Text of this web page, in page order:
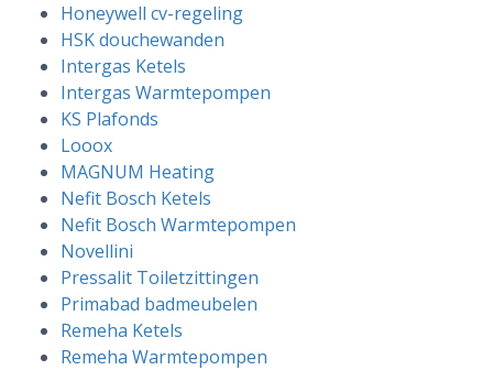
Honeywell cv-regeling
HSK douchewanden
Intergas Ketels
Intergas Warmtepompen
KS Plafonds
Looox
MAGNUM Heating
Nefit Bosch Ketels
Nefit Bosch Warmtepompen
Novellini
Pressalit Toiletzittingen
Primabad badmeubelen
Remeha Ketels
Remeha Warmtepompen